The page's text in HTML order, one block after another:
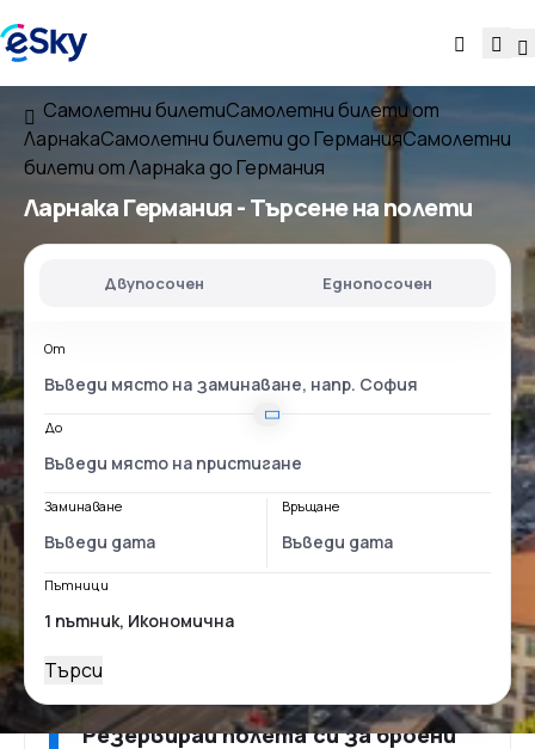
Самолетни билетиСамолетни билети от
ЛарнакаСамолетни билети до ГерманияСамолетни
билети от Ларнака до Германия
Ларнака Германия- Търсене на полети
Двупосочен Еднопосочен
От
До
Заминаване Връщане
Пътници
Търси
Резервирай полета си за броени